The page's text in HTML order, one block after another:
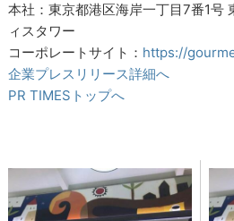
本社：東京都港区海岸一丁目7番1号
ィスタワー
コーポレートサイト： https://
企業プレスリリース詳細へ
PR TIMESトップへ